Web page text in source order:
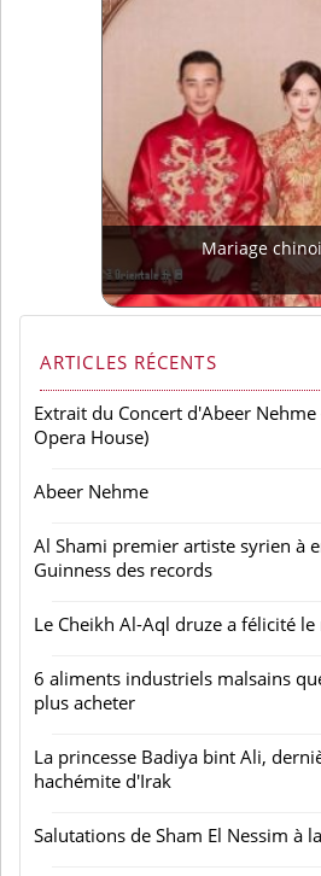
Mariage
ARTICLES RÉCENTS
Extrait du Concert d'Abeer Nehme
Opera House)
Abeer Nehme
Al Shami premier artiste syrien à
Guinness des records
Le Cheikh Al-Aql druze a félicité
6 aliments industriels malsains
plus acheter
La princesse Badiya bint Ali,
hachémite d'Irak
Salutations de Sham El Nessim à